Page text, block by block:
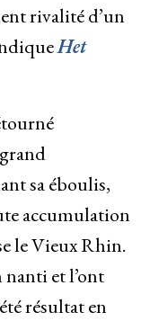
rivalité d’un
Het
sa éboulis,
accumulation
le Vieux Rhin.
et l’ont
résultat en